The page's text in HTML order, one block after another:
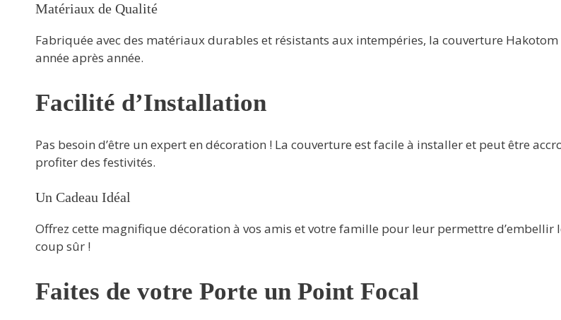
Matériaux de Qualité
Fabriquée avec des matériaux durables et résistants aux intempéries, la couverture
année après année.
Facilité d’Installation
Pas besoin d’être un expert en décoration ! La couverture est facile à installer et peut être
profiter des festivités.
Un Cadeau Idéal
Offrez cette magnifique décoration à vos amis et votre famille pour leur permettre d’embellir
coup sûr !
Faites de votre Porte un Point Focal